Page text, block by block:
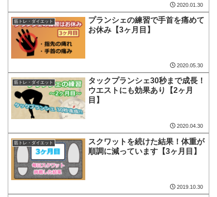
2020.01.30
筋トレ・ダイエット
プランシェの練習で手首を痛めて
お休み【3ヶ月目】
2020.05.30
筋トレ・ダイエット
タックプランシェ30秒まで成長！
ウエストにも効果あり【2ヶ月
目】
2020.04.30
筋トレ・ダイエット
スクワットを続けた結果！体重が
順調に減っています【3ヶ月目】
2019.10.30